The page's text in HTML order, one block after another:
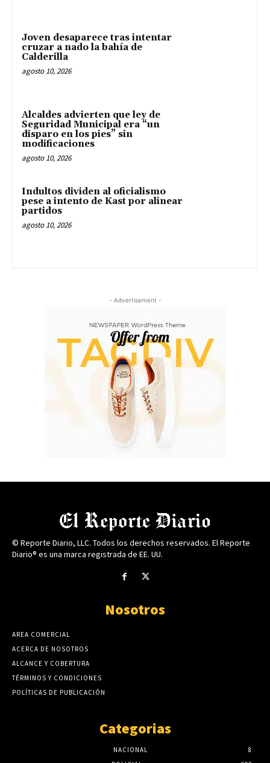
Joven desaparece tras intentar
cruzar a nado la bahía de
Calderilla
agosto 10, 2026
Alcaldes advierten que ley de
Seguridad Municipal era “un
disparo en los pies” sin
modificaciones
agosto 10, 2026
Indultos dividen al oficialismo
pese a intento de Kast por alinear
partidos
agosto 10, 2026
- Advertisement -
© Reporte Diario, LLC. Todos los derechos reservados. El Reporte
Diario® es una marca registrada de EE. UU.
Nosotros
AREA COMERCIAL
ACERCA DE NOSOTROS
ALCANCE Y COBERTURA
TÉRMINOS Y CONDICIONES
POLÍTICAS DE PUBLICACIÓN
Categorias
NACIONAL
8